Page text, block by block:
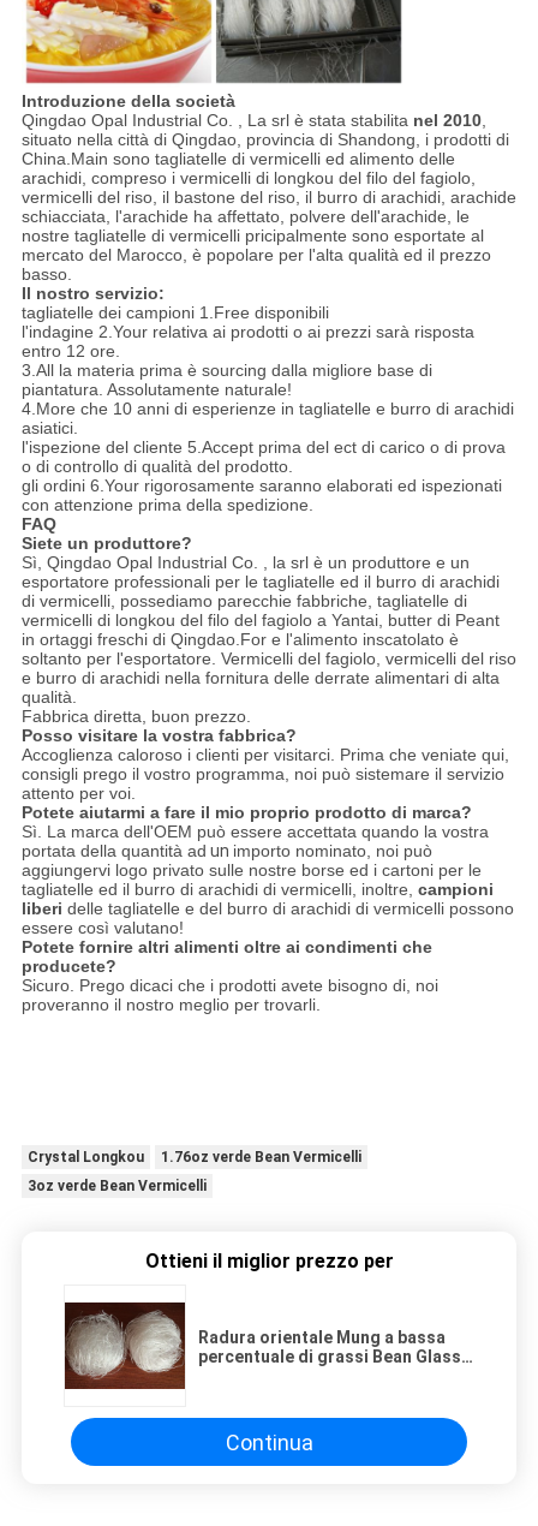
Introduzione della società
Qingdao Opal Industrial Co. , La srl è stata stabilita nel 2010,
situato nella città di Qingdao, provincia di Shandong, i prodotti di
China.Main sono tagliatelle di vermicelli ed alimento delle
arachidi, compreso i vermicelli di longkou del filo del fagiolo,
vermicelli del riso, il bastone del riso, il burro di arachidi, arachide
schiacciata, l'arachide ha affettato, polvere dell'arachide, le
nostre tagliatelle di vermicelli pricipalmente sono esportate al
mercato del Marocco, è popolare per l'alta qualità ed il prezzo
basso.
Il nostro servizio:
tagliatelle dei campioni 1.Free disponibili
l'indagine 2.Your relativa ai prodotti o ai prezzi sarà risposta
entro 12 ore.
3.All la materia prima è sourcing dalla migliore base di
piantatura. Assolutamente naturale!
4.More che 10 anni di esperienze in tagliatelle e burro di arachidi
asiatici.
l'ispezione del cliente 5.Accept prima del ect di carico o di prova
o di controllo di qualità del prodotto.
gli ordini 6.Your rigorosamente saranno elaborati ed ispezionati
con attenzione prima della spedizione.
FAQ
Siete un produttore?
Sì, Qingdao Opal Industrial Co. , la srl è un produttore e un
esportatore professionali per le tagliatelle ed il burro di arachidi
di vermicelli, possediamo parecchie fabbriche, tagliatelle di
vermicelli di longkou del filo del fagiolo a Yantai, butter di Peant
in ortaggi freschi di Qingdao.For e l'alimento inscatolato è
soltanto per l'esportatore. Vermicelli del fagiolo, vermicelli del riso
e burro di arachidi nella fornitura delle derrate alimentari di alta
qualità.
Fabbrica diretta, buon prezzo.
Posso visitare la vostra fabbrica?
Accoglienza caloroso i clienti per visitarci. Prima che veniate qui,
consigli prego il vostro programma, noi può sistemare il servizio
attento per voi.
Potete aiutarmi a fare il mio proprio prodotto di marca?
Sì. La marca dell'OEM può essere accettata quando la vostra
portata della quantità ad un importo nominato, noi può
aggiungervi logo privato sulle nostre borse ed i cartoni per le
tagliatelle ed il burro di arachidi di vermicelli, inoltre, campioni
liberi delle tagliatelle e del burro di arachidi di vermicelli possono
essere così valutano!
Potete fornire altri alimenti oltre ai condimenti che
producete?
Sicuro. Prego dicaci che i prodotti avete bisogno di, noi
proveranno il nostro meglio per trovarli.
Crystal Longkou
1.76oz verde Bean Vermicelli
3oz verde Bean Vermicelli
Ottieni il miglior prezzo per
Radura orientale Mung a bassa
percentuale di grassi Bean Glass
Continua